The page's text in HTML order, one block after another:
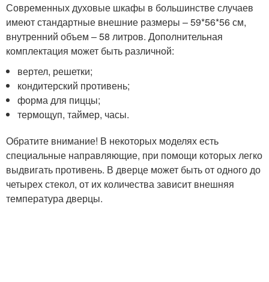
Современных духовые шкафы в большинстве случаев
имеют стандартные внешние размеры – 59*56*56 см,
внутренний объем – 58 литров. Дополнительная
комплектация может быть различной:
вертел, решетки;
кондитерский противень;
форма для пиццы;
термощуп, таймер, часы.
Обратите внимание! В некоторых моделях есть
специальные направляющие, при помощи которых легко
выдвигать противень. В дверце может быть от одного до
четырех стекол, от их количества зависит внешняя
температура дверцы.